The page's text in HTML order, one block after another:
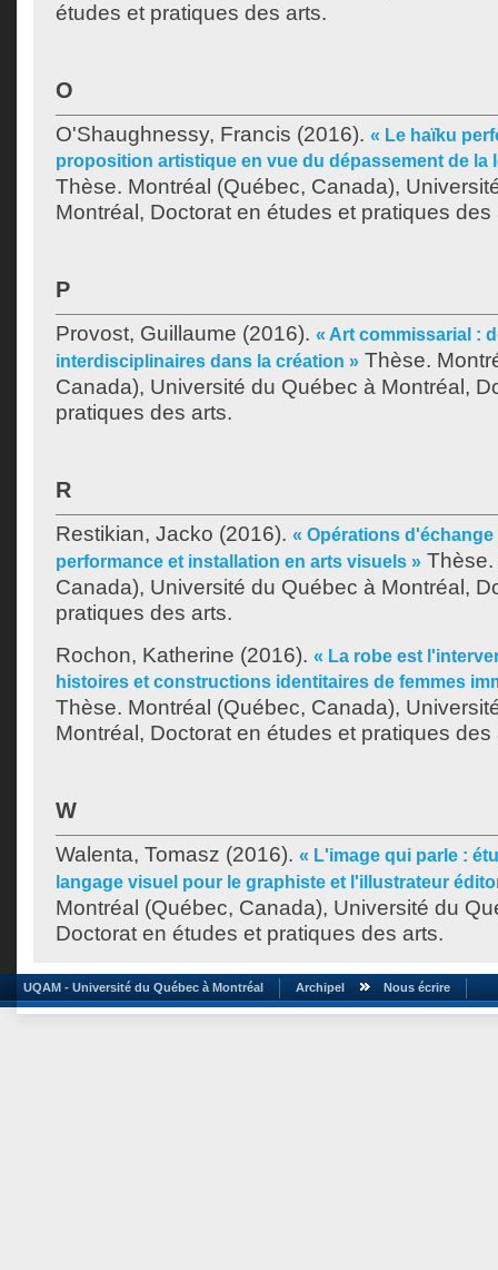
études et pratiques des arts.
O
O'Shaughnessy, Francis (2016). « Le haïku
proposition artistique en vue du dépassement de la
Thèse. Montréal (Québec, Canada),
Montréal, Doctorat en études et pratiques des
P
Provost, Guillaume (2016). « Art commissarial :
interdisciplinaires dans la création » Thèse.
Canada), Université du Québec à Montréal,
pratiques des arts.
R
Restikian, Jacko (2016). « Opérations
performance et installation en arts visuels » Thèse.
Canada), Université du Québec à Montréal,
pratiques des arts.
Rochon, Katherine (2016). « La robe est
histoires et constructions identitaires de femmes
Thèse. Montréal (Québec, Canada),
Montréal, Doctorat en études et pratiques des
W
Walenta, Tomasz (2016). « L'image qui parle :
langage visuel pour le graphiste et l'illustrateur
Montréal (Québec, Canada), Université du
Doctorat en études et pratiques des arts.
UQAM - Université du Québec à Montréal Archipel Nous écrire